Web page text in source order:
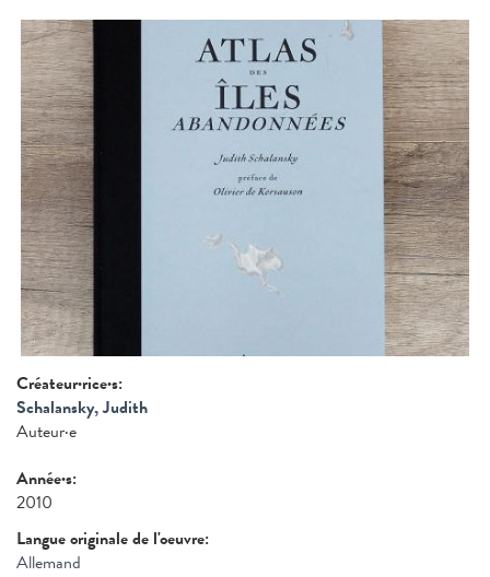
Créateur·rice·s:
Schalansky, Judith
Auteur·e
Année·s:
2010
Langue originale de l'oeuvre:
Allemand